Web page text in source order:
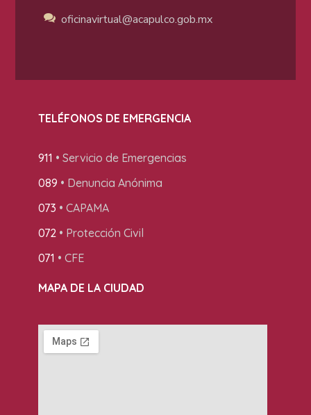
oficinavirtual@acapulco.gob.mx
TELÉFONOS DE EMERGENCIA
911 • Servicio de Emergencias
089 • Denuncia Anónima
073 • CAPAMA
072• Protección Civil
071 • CFE
MAPA DE LA CIUDAD